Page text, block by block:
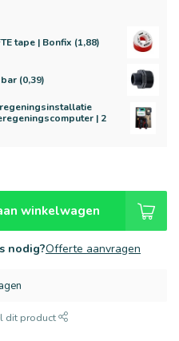
tape | Bonfix (1,88)
(0,39)
| 2
winkelwagen
nodig?Offerte aanvragen
dit product